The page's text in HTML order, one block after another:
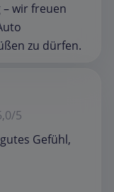
– wir freuen
zu dürfen.
5
Gefühl,